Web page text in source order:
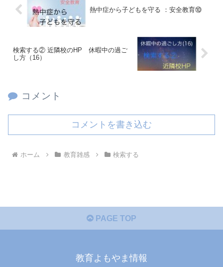
熱中症から子どもを守る ：安全教育⑩
検索する② 近隣校のHP 休暇中の過ご
し方（16）
コメント
コメントを書き込む
ホーム 教育雑感 検索する
PAGE TOP
教育よもやま情報